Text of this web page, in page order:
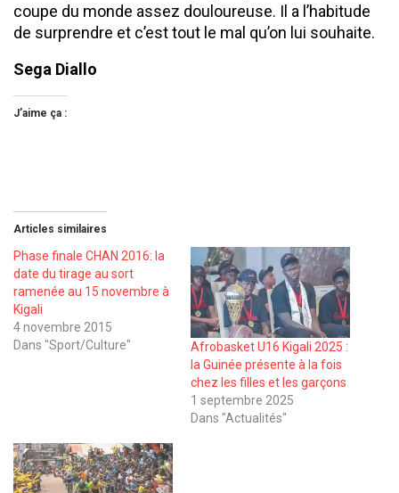
coupe du monde assez douloureuse. Il a l’habitude
de surprendre et c’est tout le mal qu’on lui souhaite.
Sega Diallo
J’aime ça :
Articles similaires
Phase finale CHAN 2016: la
date du tirage au sort
ramenée au 15 novembre à
Kigali
4 novembre 2015
Dans "Sport/Culture"
Afrobasket U16 Kigali 2025 :
la Guinée présente à la fois
chez les filles et les garçons
1 septembre 2025
Dans "Actualités"